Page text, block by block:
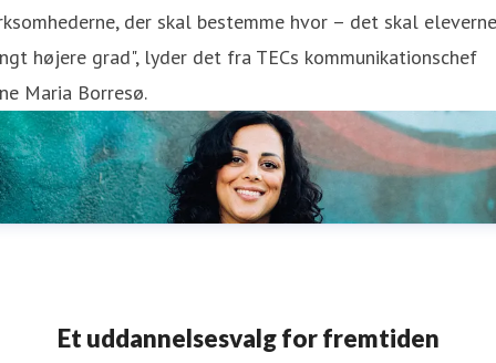
der skal bestemme hvor – det skal
højere grad", lyder det fra TECs kommunikationschef
Maria Borresø.
Et uddannelsesvalg for fremtiden